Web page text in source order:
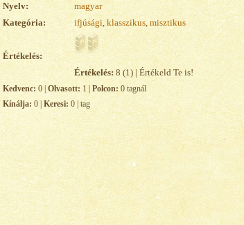
Nyelv:
magyar
Kategória:
ifjúsági, klasszikus, misztikus
Értékelés:
Értékelés:8 (1) | Értékeld Te is!
Kedvenc: 0 | Olvasott: 1 | Polcon: 0 tagnál
Kínálja: 0 | Keresi: 0 | tag